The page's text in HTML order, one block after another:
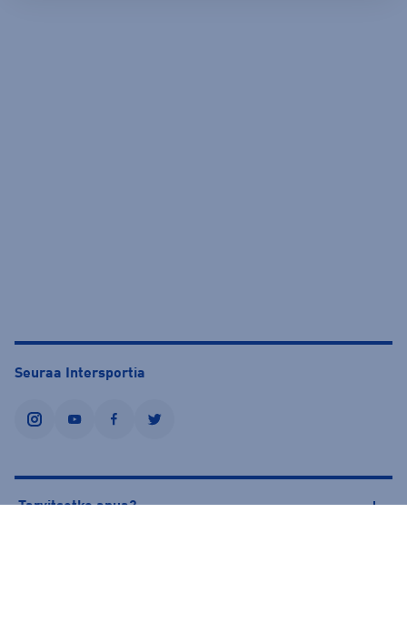
Seuraa Intersportia
instagramyoutubefacebooktwitter
Tarvitsetko apua?